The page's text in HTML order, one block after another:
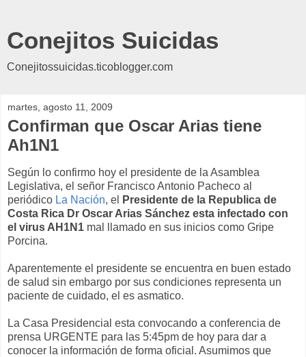
Conejitos Suicidas
Conejitossuicidas.ticoblogger.com
martes, agosto 11, 2009
Confirman que Oscar Arias tiene
Ah1N1
Según lo confirmo hoy el presidente de la Asamblea
Legislativa, el señor Francisco Antonio Pacheco al
periódico La Nación, el
Presidente de la Republica de
Costa Rica Dr Oscar Arias Sánchez esta infectado con
el virus AH1N1 mal llamado en sus inicios como Gripe
Porcina.
Aparentemente el presidente se encuentra en buen estado
de salud sin embargo por sus condiciones representa un
paciente de cuidado, el es asmatico.
La Casa Presidencial esta convocando a conferencia de
prensa URGENTE para las 5:45pm de hoy para dar a
conocer la información de forma oficial. Asumimos que